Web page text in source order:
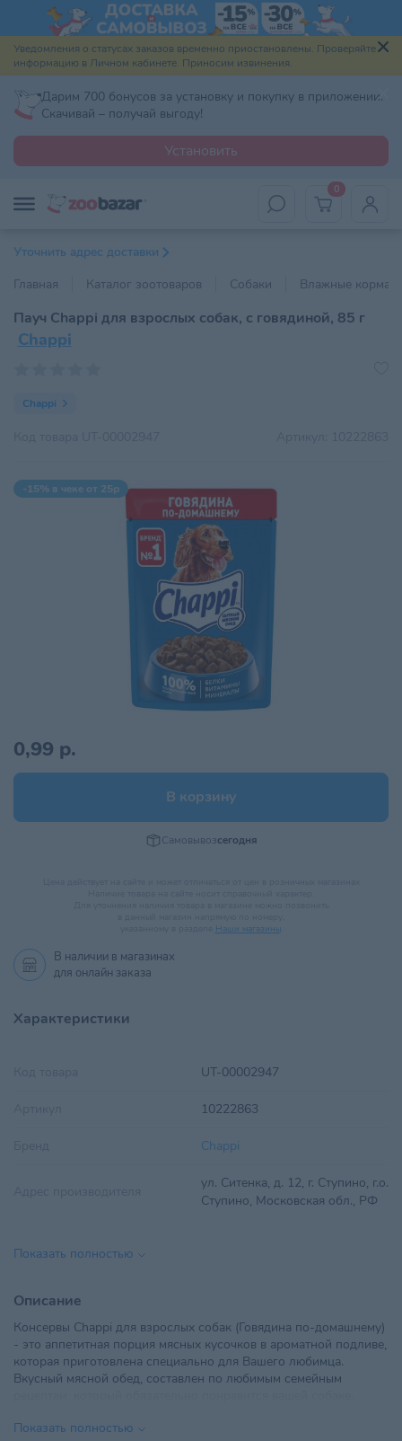
Уведомления о статусах заказов временно приостановлены. Проверяйте
информацию в Личном кабинете. Приносим извинения.
Дарим 700 бонусов за установку и покупку в приложении.
Скачивай – получай выгоду!
Установить
0
Уточнить адрес доставки
Главная
Каталог зоотоваров Собаки Влажные корма
Пауч Chappi для взрослых собак, с говядиной, 85 г
Chappi
Chappi
-15% в чеке от 25р
0,99 р.
В корзину
Самовывозсегодня
Наши магазины.
В наличии в магазинах
для онлайн заказа
Характеристики
UT-00002947
10222863
Chappi
ул. Ситенка, д. 12, г. Ступино, г.о.
Ступино, Московская обл., РФ
Вкус
Возраст питомца Взрослые 1-6 лет
ООО "Стима", 220096, г. Минск,
Показать полностью
Описание
Консервы Chappi для взрослых собак (Говядина по-домашнему)
- это аппетитная порция мясных кусочков в ароматной подливе,
которая приготовлена специально для Вашего любимца.
Вкусный мясной обед, составлен по любимым семейным
В готовом рационе Chappi есть все необходимые полезные
Показать полностью